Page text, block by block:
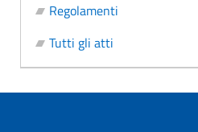
Regolamenti
Tutti gli atti